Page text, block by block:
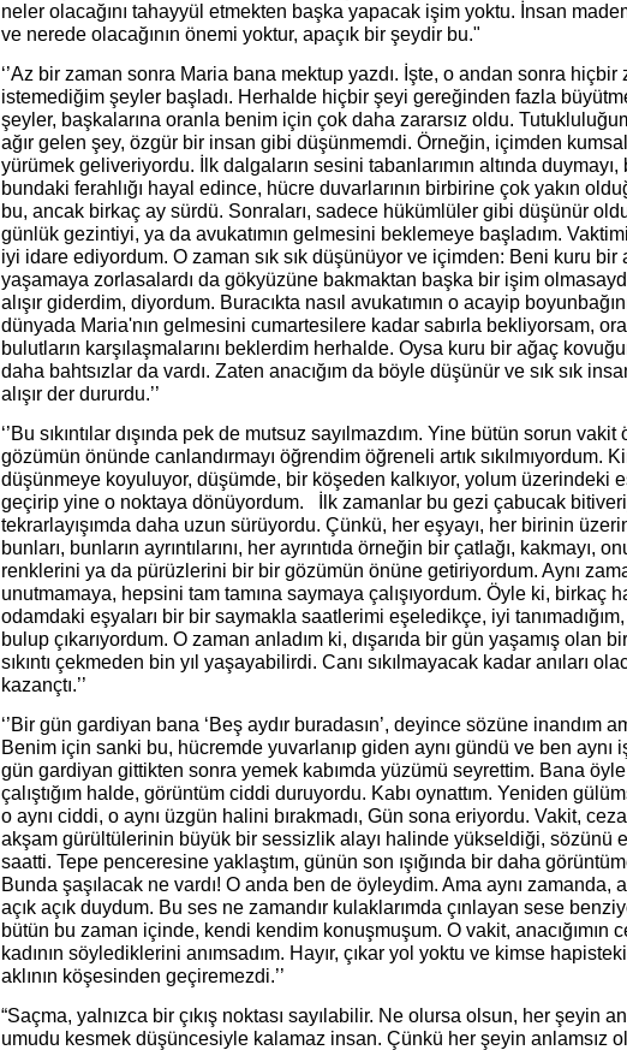
neler olacağını tahayyül etmekten başka yapacak işim yoktu. İnsan
ve nerede olacağının önemi yoktur, apaçık bir şeydir bu."
‘’Az bir zaman sonra Maria bana mektup yazdı. İşte, o andan sonra
istemediğim şeyler başladı. Herhalde hiçbir şeyi gereğinden fazla
şeyler, başkalarına oranla benim için çok daha zararsız oldu.
ağır gelen şey, özgür bir insan gibi düşünmemdi. Örneğin, içimden
yürümek geliveriyordu. İlk dalgaların sesini tabanlarımın altında
bundaki ferahlığı hayal edince, hücre duvarlarının birbirine çok yakın
bu, ancak birkaç ay sürdü. Sonraları, sadece hükümlüler gibi düşünür
günlük gezintiyi, ya da avukatımın gelmesini beklemeye başladım.
iyi idare ediyordum. O zaman sık sık düşünüyor ve içimden: Beni kuru bir
yaşamaya zorlasalardı da gökyüzüne bakmaktan başka bir işim
alışır giderdim, diyordum. Buracıkta nasıl avukatımın o acayip
dünyada Maria'nın gelmesini cumartesilere kadar sabırla bekliyorsam,
bulutların karşılaşmalarını beklerdim herhalde. Oysa kuru bir ağaç
daha bahtsızlar da vardı. Zaten anacığım da böyle düşünür ve sık sık
alışır der dururdu.’’
‘’Bu sıkıntılar dışında pek de mutsuz sayılmazdım. Yine bütün sorun vakit
gözümün önünde canlandırmayı öğrendim öğreneli artık sıkılmıyordum.
düşünmeye koyuluyor, düşümde, bir köşeden kalkıyor, yolum üzerindeki
geçirip yine o noktaya dönüyordum. İlk zamanlar bu gezi çabucak
tekrarlayışımda daha uzun sürüyordu. Çünkü, her eşyayı, her birinin
bunları, bunların ayrıntılarını, her ayrıntıda örneğin bir çatlağı, kakmayı,
renklerini ya da pürüzlerini bir bir gözümün önüne getiriyordum. Aynı
unutmamaya, hepsini tam tamına saymaya çalışıyordum. Öyle ki, birkaç
odamdaki eşyaları bir bir saymakla saatlerimi eşeledikçe, iyi
bulup çıkarıyordum. O zaman anladım ki, dışarıda bir gün yaşamış olan
sıkıntı çekmeden bin yıl yaşayabilirdi. Canı sıkılmayacak kadar anıları
kazançtı.’’
‘’Bir gün gardiyan bana ‘Beş aydır buradasın’, deyince sözüne inandım
Benim için sanki bu, hücremde yuvarlanıp giden aynı gündü ve ben aynı
gün gardiyan gittikten sonra yemek kabımda yüzümü seyrettim. Bana
çalıştığım halde, görüntüm ciddi duruyordu. Kabı oynattım. Yeniden
o aynı ciddi, o aynı üzgün halini bırakmadı, Gün sona eriyordu. Vakit,
akşam gürültülerinin büyük bir sessizlik alayı halinde yükseldiği, sözünü
saatti. Tepe penceresine yaklaştım, günün son ışığında bir daha
Bunda şaşılacak ne vardı! O anda ben de öyleydim. Ama aynı zamanda,
açık açık duydum. Bu ses ne zamandır kulaklarımda çınlayan sese
bütün bu zaman içinde, kendi kendim konuşmuşum. O vakit, anacığımın
kadının söylediklerini anımsadım. Hayır, çıkar yol yoktu ve kimse
aklının köşesinden geçiremezdi.’’
“Saçma, yalnızca bir çıkış noktası sayılabilir. Ne olursa olsun, her şeyin
umudu kesmek düşüncesiyle kalamaz insan. Çünkü her şeyin anlamsız